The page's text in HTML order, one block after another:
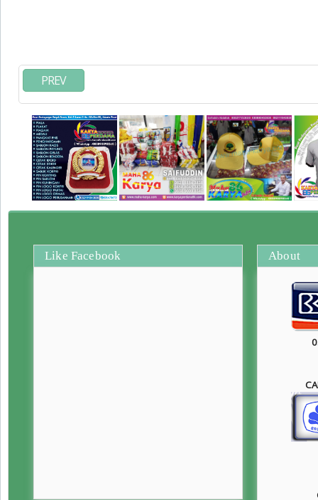
PREV
Like Facebook About